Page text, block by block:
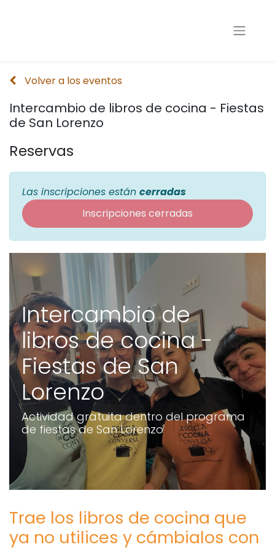
Volver a los eventos
Intercambio de libros de cocina - Fiestas
de San Lorenzo
Reservas
Las inscripciones están cerradas
Inscripciones cerradas
Intercambio de
libros de cocina -
Fiestas de San
Lorenzo
Actividad gratuita dentro del programa
de fiestas de San Lorenzo
Trae los libros de cocina que
ya no utilices y cámbialos con